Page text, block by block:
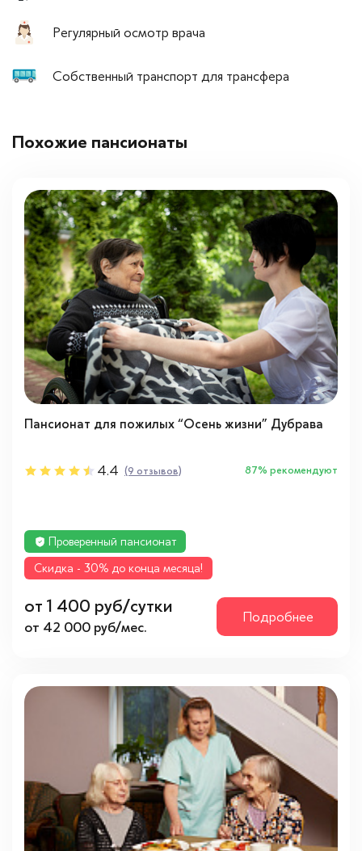
Регулярный осмотр врача
Собственный транспорт для трансфера
Похожие пансионаты
Пансионат для пожилых “Осень жизни” Дубрава
4.4 (9 отзывов) 87% рекомендуют
Проверенный пансионат
Cкидка - 30% до конца месяца!
от 1 400 руб/сутки
от 42 000 руб/мес.
Подробнее